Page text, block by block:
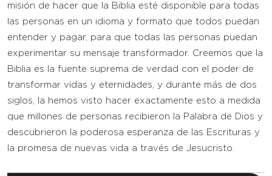
misión de hacer que la Biblia esté disponible para todas
las personas en un idioma y formato que todos puedan
entender y pagar, para que todas las personas puedan
experimentar su mensaje transformador. Creemos que la
Biblia es la fuente suprema de verdad con el poder de
transformar vidas y eternidades, y durante más de dos
siglos, la hemos visto hacer exactamente esto a medida
que millones de personas recibieron la Palabra de Dios y
descubrieron la poderosa esperanza de las Escrituras y
la promesa de nuevas vida a través de Jesucristo.